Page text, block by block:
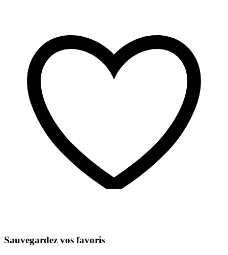
Sauvegardez vos favoris